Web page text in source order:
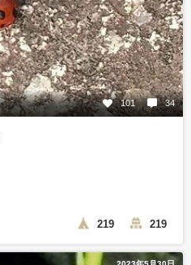
101 34
219 219